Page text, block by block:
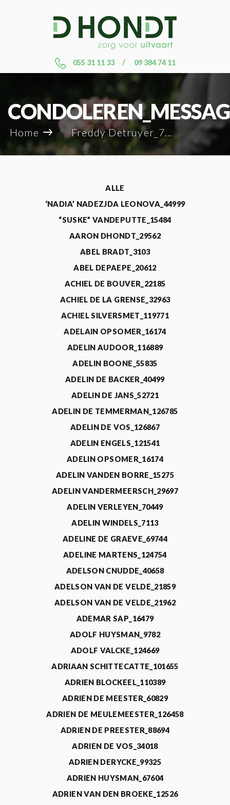
055 31 11 33 09 384 74 11
Home Freddy Detruyer_78360
ALLE
‘NADIA’ NADEZJDA LEONOVA_44999
“SUSKE” VANDEPUTTE_15484
AARON DHONDT_29562
ABEL BRADT_3103
ABEL DEPAEPE_20612
ACHIEL DE BOUVER_22185
ACHIEL DE LA GRENSE_32963
ACHIEL SILVERSMET_119771
ADELAIN OPSOMER_16174
ADELIN AUDOOR_116889
ADELIN BOONE_55835
ADELIN DE BACKER_40499
ADELIN DE JANS_52721
ADELIN DE TEMMERMAN_126785
ADELIN DE VOS_126867
ADELIN ENGELS_121541
ADELIN OPSOMER_16174
ADELIN VANDEN BORRE_15275
ADELIN VANDERMEERSCH_29697
ADELIN VERLEYEN_70449
ADELIN WINDELS_7113
ADELINE DE GRAEVE_69744
ADELINE MARTENS_124754
ADELSON CNUDDE_40658
ADELSON VAN DE VELDE_21859
ADELSON VAN DE VELDE_21962
ADEMAR SAP_16479
ADOLF HUYSMAN_9782
ADOLF VALCKE_124669
ADRIAAN SCHITTECATTE_101655
ADRIEN BLOCKEEL_110389
ADRIEN DE MEESTER_60829
ADRIEN DE MEULEMEESTER_126458
ADRIEN DE PREESTER_88694
ADRIEN DE VOS_34018
ADRIEN DERYCKE_99325
ADRIEN HUYSMAN_67604
ADRIEN VAN DEN BROEKE_12526